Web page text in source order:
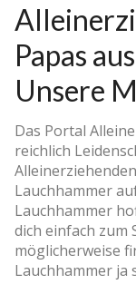
Papas
Unsere
Das Portal
reichlich
Lauchhammer
Lauchhammer
dich einfach zum
möglicherweise
Lauchhammer ja